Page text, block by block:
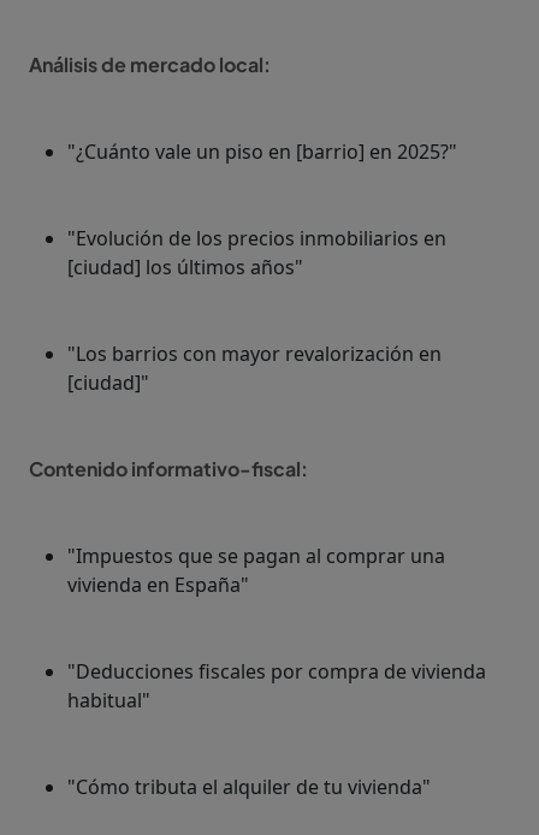
Análisis de mercado local:
"¿Cuánto vale un piso en [barrio] en 2025?"
"Evolución de los precios inmobiliarios en
[ciudad] los últimos años"
"Los barrios con mayor revalorización en
[ciudad]"
Contenido informativo-fiscal:
"Impuestos que se pagan al comprar una
vivienda en España"
"Deducciones fiscales por compra de vivienda
habitual"
"Cómo tributa el alquiler de tu vivienda"